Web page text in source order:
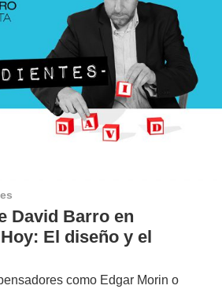
David Barro en
El diseño y el
como Edgar Morin o